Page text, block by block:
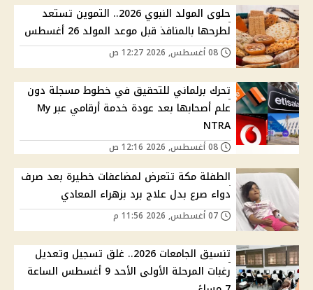
حلوى المولد النبوي 2026.. التموين تستعد
لطرحها بالمنافذ قبل موعد المولد 26 أغسطس
تحرك برلماني للتحقيق في خطوط مسجلة دون
علم أصحابها بعد عودة خدمة أرقامي عبر My
NTRA
الطفلة مكة تتعرض لمضاعفات خطيرة بعد صرف
دواء صرع بدل علاج برد بزهراء المعادي
تنسيق الجامعات 2026.. غلق تسجيل وتعديل
رغبات المرحلة الأولى الأحد 9 أغسطس الساعة